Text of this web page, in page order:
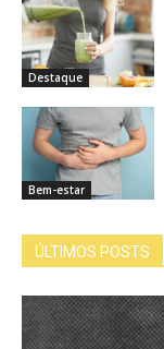
Destaque
Bem-estar
ÚLTIMOS POSTS